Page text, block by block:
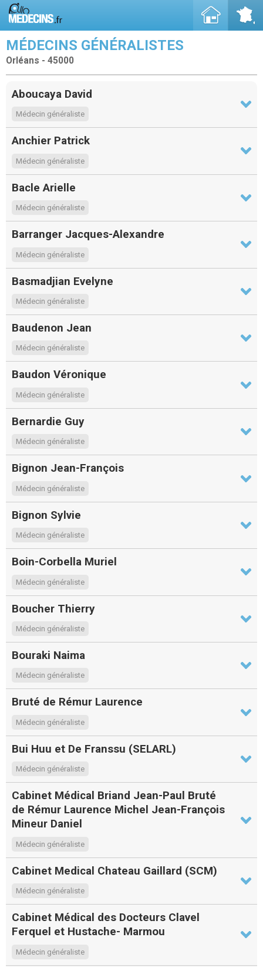
MÉDECINS GÉNÉRALISTES
Orléans - 45000
Aboucaya David
Médecin généraliste
Anchier Patrick
Médecin généraliste
Bacle Arielle
Médecin généraliste
Barranger Jacques-Alexandre
Médecin généraliste
Basmadjian Evelyne
Médecin généraliste
Baudenon Jean
Médecin généraliste
Baudon Véronique
Médecin généraliste
Bernardie Guy
Médecin généraliste
Bignon Jean-François
Médecin généraliste
Bignon Sylvie
Médecin généraliste
Boin-Corbella Muriel
Médecin généraliste
Boucher Thierry
Médecin généraliste
Bouraki Naima
Médecin généraliste
Bruté de Rémur Laurence
Médecin généraliste
Bui Huu et De Franssu (SELARL)
Médecin généraliste
Cabinet Médical Briand Jean-Paul Bruté
de Rémur Laurence Michel Jean-François
Mineur Daniel
Médecin généraliste
Cabinet Medical Chateau Gaillard (SCM)
Médecin généraliste
Cabinet Médical des Docteurs Clavel
Ferquel et Hustache- Marmou
Médecin généraliste